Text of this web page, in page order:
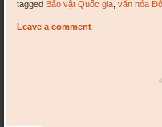
tagged Bảo vật Quốc gia ,văn hóa
Leave a comment